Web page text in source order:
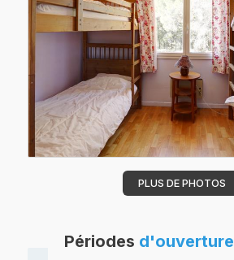
PLUS DE PHOTOS
Périodes d'ouverture